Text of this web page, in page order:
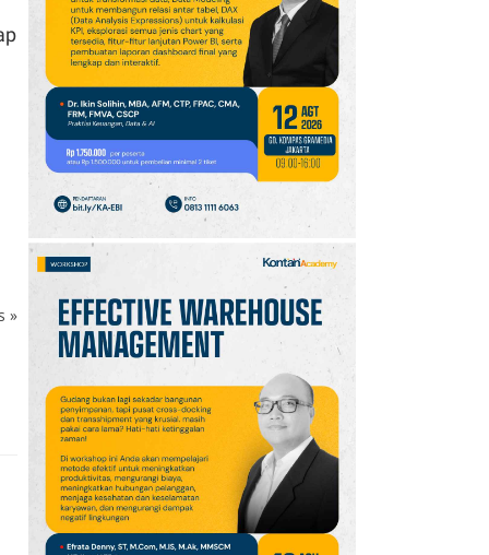
»
yang Tertunda 8 Bulan
10 Promo JSM Superindo
7–9 Agustus 2026,
Minyak Goreng Rp37.900
hingga Buah Diskon 50%